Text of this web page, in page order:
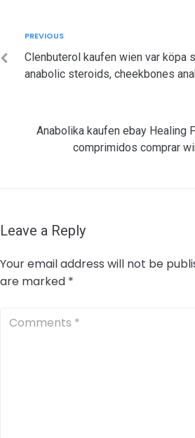
navigation
Previous
PREVIOUS
Clenbuterol kaufen wien var köpa
anabolic steroids, cheekbones
Anabolika kaufen ebay Healing
comprimidos comprar
Leave a Reply
Your email address will not be
are marked *